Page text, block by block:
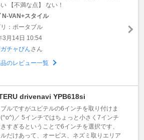
【不満な点】 ない！
N-VAN+スタイル
：ポータブル
3月14日 10:54
チャぴんさん
のレビュー一覧
drivenavi YPB618si
ルですがユピテルの6インチを取り付けま
(^o^)／ 5インチではちょっと小さく7インチ
すぎるということで6インチを選択です、
だけあって、オービス、ネズミ取りエリア